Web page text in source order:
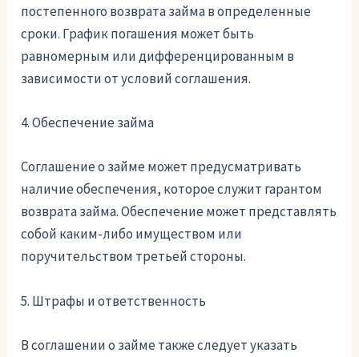
постепенного возврата займа в определенные
сроки. График погашения может быть
равномерным или дифференцированным в
зависимости от условий соглашения.
4. Обеспечение займа
Соглашение о займе может предусматривать
наличие обеспечения, которое служит гарантом
возврата займа. Обеспечение может представлять
собой каким-либо имуществом или
поручительством третьей стороны.
5. Штрафы и ответственность
В соглашении о займе также следует указать